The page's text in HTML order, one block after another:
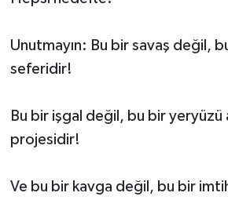
Unutmayın: Bu bir savaş değil,
seferidir!
Bu bir işgal değil, bu bir yeryüzü
projesidir!
Ve bu bir kavga değil, bu bir